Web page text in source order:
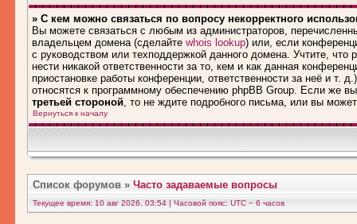
» С кем можно связаться по вопросу некорректного
Вы можете связаться с любым из администраторов,
владельцем домена (сделайте whois lookup) или, если
с руководством или техподдержкой данного домена. Учтите, что
нести никакой ответственности за то, кем и как данная
приостановке работы конференции, ответственности за неё и т.
относятся к программному обеспечению phpBB Group. Если же
третьей стороной, то не ждите подробного письма, или вы
Вернуться к началу
Список форумов » Часто задаваемые вопросы
Текущее время: 10 авг 2026, 03:54 | Часовой пояс: UTC − 6 часов